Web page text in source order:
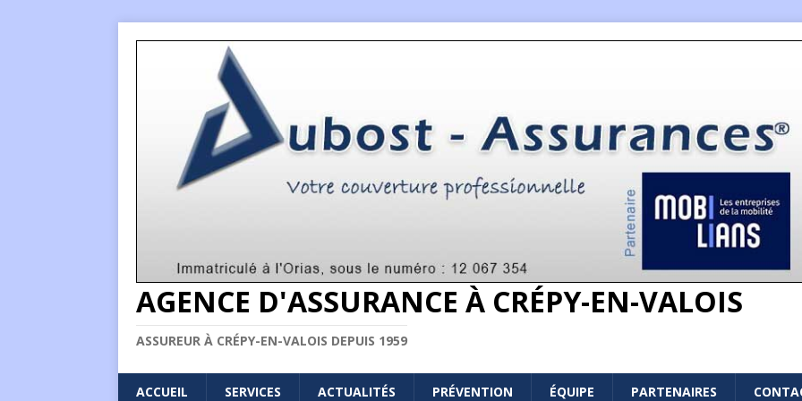
AGENCE D'ASSURANCE À CRÉPY-EN-VALOIS
ASSUREUR À CRÉPY-EN-VALOIS DEPUIS 1959
ACCUEIL SERVICES ACTUALITÉS PRÉVENTION ÉQUIPE PARTENAIRES